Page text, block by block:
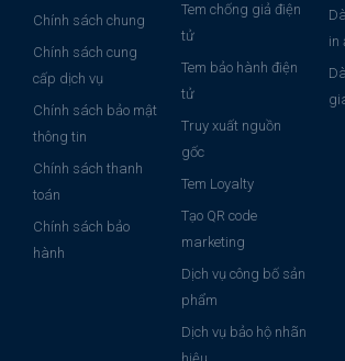
Chính sách chung
Chính sách cung
cấp dịch vụ
Chính sách bảo mật
thông tin
Chính sách thanh
toán
Chính sách bảo
hành
Tem chống giả điện
tử
Tem bảo hành điện
tử
Truy xuất nguồn
gốc
Tem Loyalty
Tạo QR code
marketing
Dịch vụ công bố sản
phẩm
Dịch vụ bảo hộ nhãn
in